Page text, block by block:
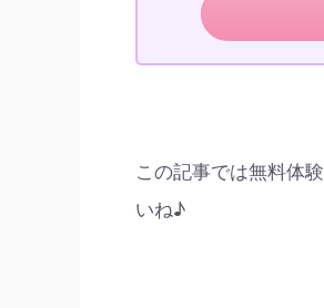
この記事では無料体
いね♪